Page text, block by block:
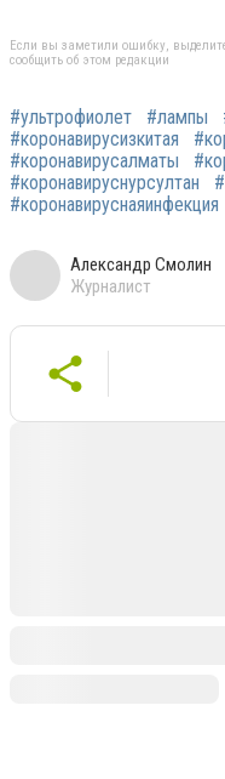
Если вы заметили ошибку,
сообщить об этом редакции
#ультрофиолет #лампы
#коронавирусизкитая
#коронавирусалматы
#коронавируснурсултан
#коронавируснаяинфекция
Александр Смолин
Журналист